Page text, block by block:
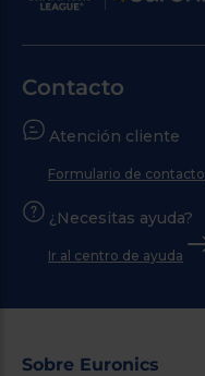
Contacto
Atención cliente
Formulario de contacto
¿Necesitas ayuda?
Ir al centro de ayuda
Sobre Euronics